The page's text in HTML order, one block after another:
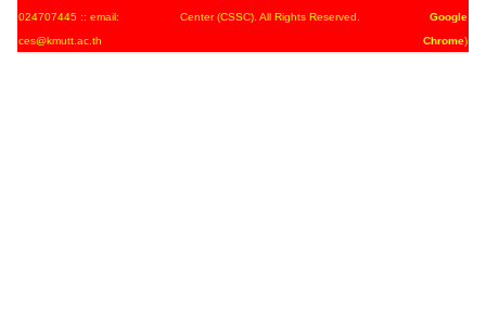
024707445 :: email:
ces@kmutt.ac.th
Center (CSSC). All Rights Reserved.
Google
Chrome)